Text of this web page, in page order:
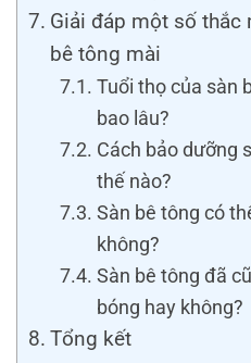
Giải đáp một số thắc
bê tông mài
Tuổi thọ của sàn
bao lâu?
Cách bảo dưỡng
thế nào?
Sàn bê tông có
không?
Sàn bê tông đã
bóng hay không?
Tổng kết